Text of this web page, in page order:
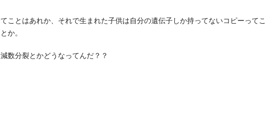
てことはあれか、それで生まれた子供は自分の遺伝子しか持ってないコピーってこ
とか。
減数分裂とかどうなってんだ？？